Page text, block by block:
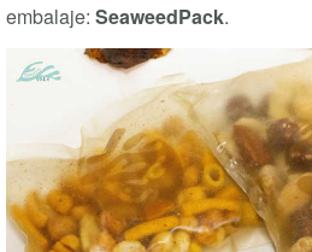
embalaje: SeaweedPack.